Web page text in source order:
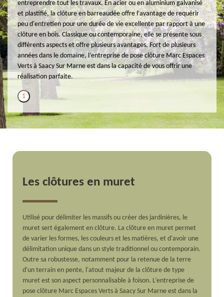
entreprendre tout les travaux. En acier ou en aluminium galvanisé
et plastifié, la clôture en barreaudée offre l'avantage de requérir
peu d'entretien pour une durée de vie excellente par rapport à une
clôture en bois. Classique ou contemporaine, elle se présente sous
différents aspects et offre plusieurs avantages. Fort de plusieurs
années dans le domaine, l’entreprise de pose clôture Marc Espaces
Verts à Saacy Sur Marne est dans la capacité de vous offrir une
réalisation parfaite.
1
Les clôtures en muret
Utilisé pour délimiter les massifs ou créer des jardinières, le
muret sert également en clôture. La clôture en muret permet
de varier les formes, les couleurs et les matières, et d'avoir une
délimitation unique dans un style traditionnel ou contemporain.
Outre sa robustesse, notamment pour la retenue de la terre
d'un terrain en pente, l'atout majeur de la clôture de type
muret est son aspect personnalisable à foison. L’entreprise de
pose clôture Marc Espaces Verts à Saacy Sur Marne est dans la